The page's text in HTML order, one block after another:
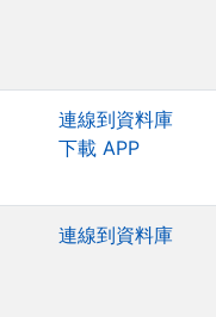
連線到資料庫
下載 APP
連線到資料庫